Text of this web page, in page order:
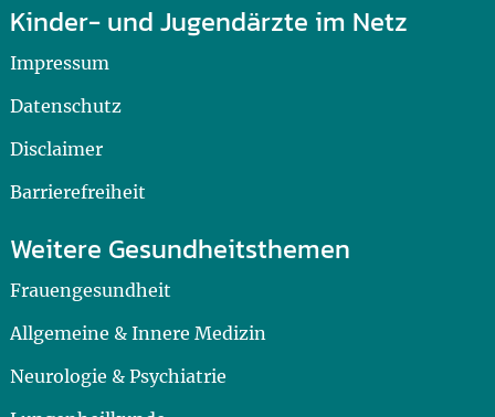
Kinder- und Jugendärzte im Netz
Impressum
Datenschutz
Disclaimer
Barrierefreiheit
Weitere Gesundheitsthemen
Frauengesundheit
Allgemeine & Innere Medizin
Neurologie & Psychiatrie